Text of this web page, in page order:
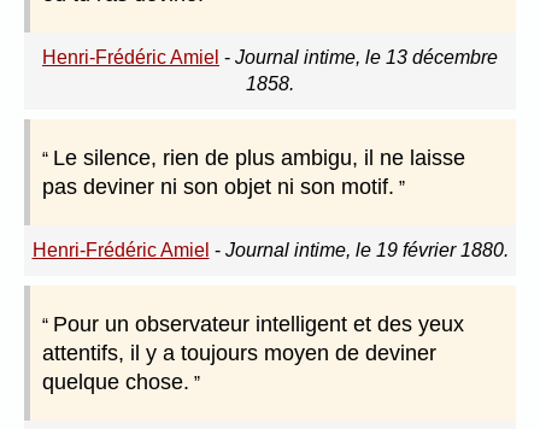
Henri-Frédéric Amiel - Journal intime, le 13 décembre
1858.
Le silence, rien de plus ambigu, il ne laisse
pas deviner ni son objet ni son motif.
Henri-Frédéric Amiel - Journal intime, le 19 février 1880.
Pour un observateur intelligent et des yeux
attentifs, il y a toujours moyen de deviner
quelque chose.